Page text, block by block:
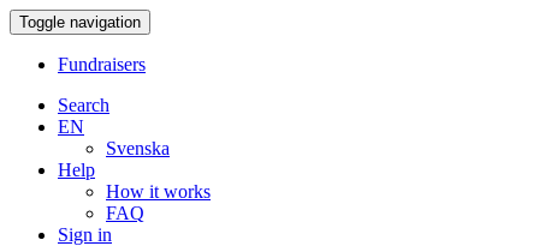
Toggle navigation
Fundraisers
Search
EN
Svenska
Help
How it works
FAQ
Sign in